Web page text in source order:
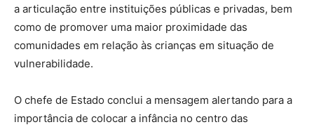
a articulação entre instituições públicas e privadas, bem
como de promover uma maior proximidade das
comunidades em relação às crianças em situação de
vulnerabilidade.
O chefe de Estado conclui a mensagem alertando para a
importância de colocar a infância no centro das